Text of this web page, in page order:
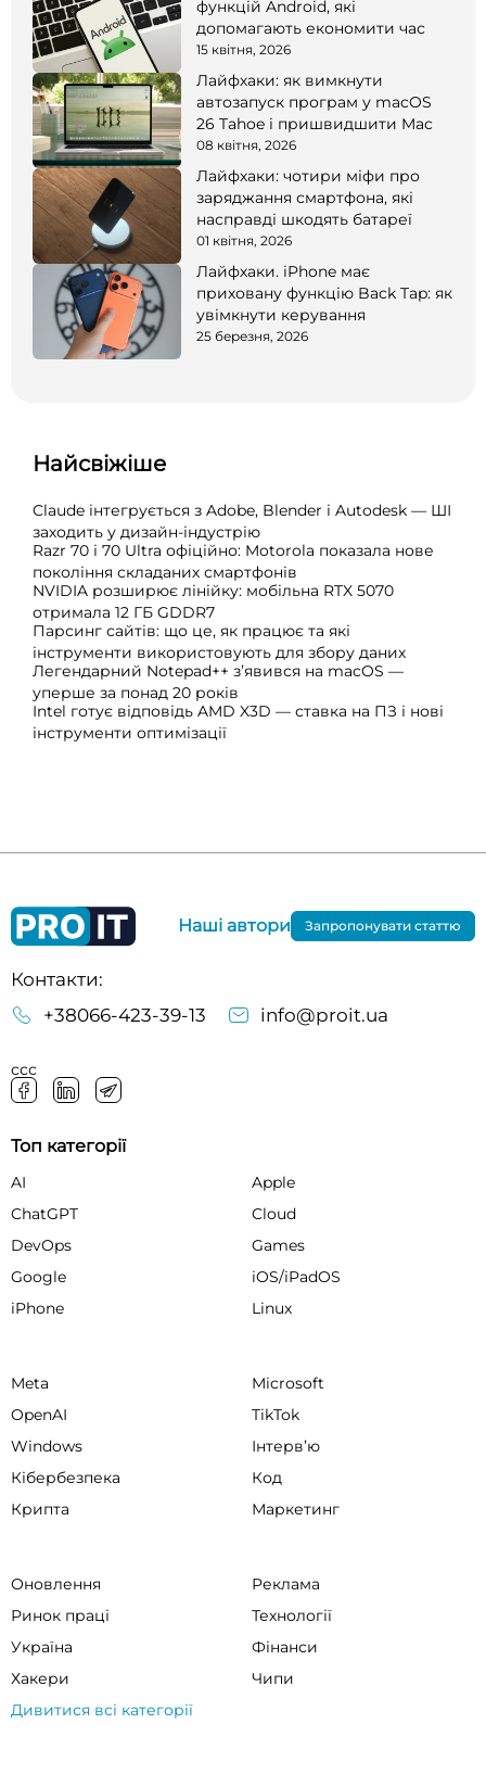
функцій Android, які
допомагають економити час
15 квітня, 2026
Лайфхаки: як вимкнути
автозапуск програм у macOS
26 Tahoe і пришвидшити Mac
08 квітня, 2026
Лайфхаки: чотири міфи про
заряджання смартфона, які
насправді шкодять батареї
01 квітня, 2026
Лайфхаки. iPhone має
приховану функцію Back Tap: як
увімкнути керування
25 березня, 2026
Найсвіжіше
Claude інтегрується з Adobe, Blender і Autodesk — ШІ
заходить у дизайн-індустрію
Razr 70 і 70 Ultra офіційно: Motorola показала нове
покоління складаних смартфонів
NVIDIA розширює лінійку: мобільна RTX 5070
отримала 12 ГБ GDDR7
Парсинг сайтів: що це, як працює та які
інструменти використовують для збору даних
Легендарний Notepad++ з’явився на macOS —
уперше за понад 20 років
Intel готує відповідь AMD X3D — ставка на ПЗ і нові
інструменти оптимізації
Контакти:
+38066-423-39-13
info@proit.ua
ссс
Наші автори Запропонувати статтю
Топ категорії
AI
Apple
ChatGPT
Cloud
DevOps
Games
Google
iOS/iPadOS
iPhone
Linux
Meta
Microsoft
OpenAI
TikTok
Windows
Інтервʼю
Кібербезпека
Код
Крипта
Маркетинг
Оновлення
Реклама
Ринок праці
Технології
Україна
Фінанси
Хакери
Чипи
Дивитися всі категорії